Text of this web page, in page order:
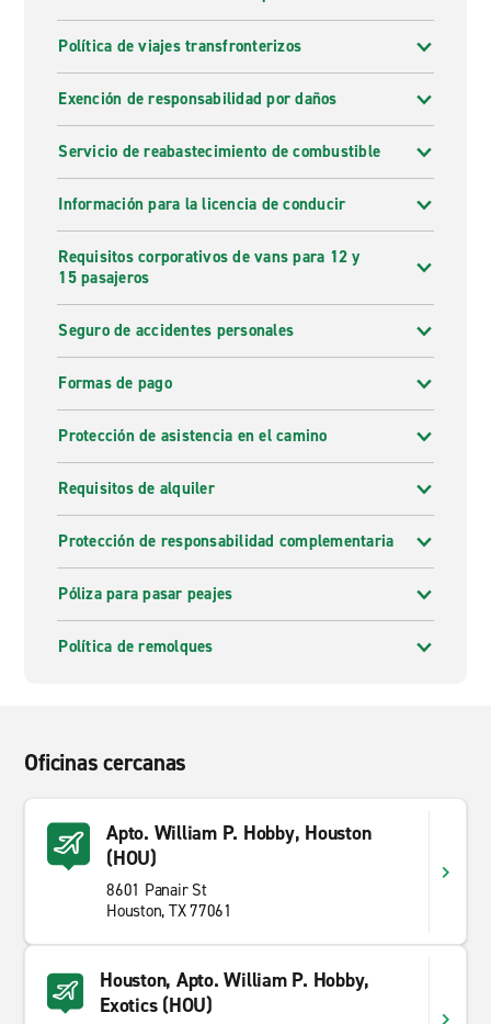
Política de viajes transfronterizos
Exención de responsabilidad por daños
Servicio de reabastecimiento de combustible
Información para la licencia de conducir
Requisitos corporativos de vans para 12 y
15 pasajeros
Seguro de accidentes personales
Formas de pago
Protección de asistencia en el camino
Requisitos de alquiler
Protección de responsabilidad complementaria
Póliza para pasar peajes
Política de remolques
Oficinas cercanas
Apto. William P. Hobby, Houston
(HOU)
8601 Panair St
Houston, TX 77061
Houston, Apto. William P. Hobby,
Exotics (HOU)